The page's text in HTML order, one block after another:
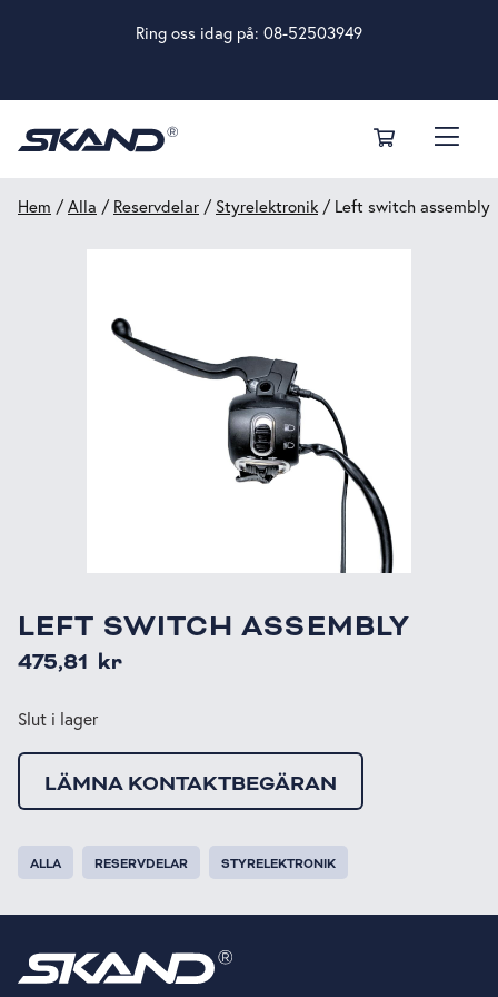
Ring oss idag på: 08-52503949
Hem /Alla / Reservdelar / Styrelektronik / Left switch assembly
LEFT SWITCH ASSEMBLY
475,81 kr
Slut i lager
LÄMNA KONTAKTBEGÄRAN
ALLA RESERVDELAR STYRELEKTRONIK